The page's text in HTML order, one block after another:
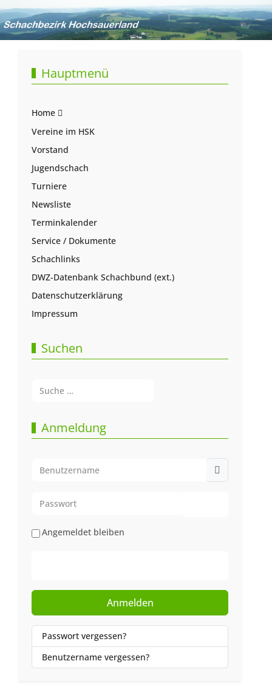
Hauptmenü
Home
Vereine im HSK
Vorstand
Jugendschach
Turniere
Newsliste
Terminkalender
Service / Dokumente
Schachlinks
DWZ-Datenbank Schachbund (ext.)
Datenschutzerklärung
Impressum
Suchen
Anmeldung
Angemeldet bleiben
Anmelden
Passwort vergessen?
Benutzername vergessen?